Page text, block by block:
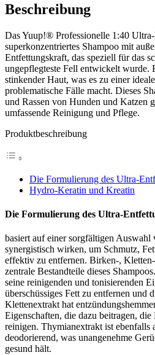
Beschreibung
Das Yuup!® Professionelle 1:40
superkonzentriertes Shampoo mit
Entfettungskraft, das speziell für das
ungepflegteste Fell entwickelt wurde.
stinkender Haut, was es zu einer
problematische Fälle macht. Dieses
und Rassen von Hunden und Katzen
umfassende Reinigung und Pflege.
Produktbeschreibung
Die Formulierung des Ultra-
Hydro-Keratin und Kreatin
Die Formulierung des Ultra-
basiert auf einer sorgfältigen Auswahl
synergistisch wirken, um Schmutz,
effektiv zu entfernen. Birken-,
zentrale Bestandteile dieses
seine reinigenden und tonisierenden
überschüssiges Fett zu entfernen und
Klettenextrakt hat
Eigenschaften, die dazu beitragen,
reinigen. Thymianextrakt ist ebenfalls
deodorierend, was unangenehme
gesund hält.